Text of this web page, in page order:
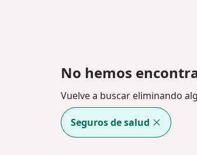
No hemos
Vuelve a buscar eliminando
Seguros de salud